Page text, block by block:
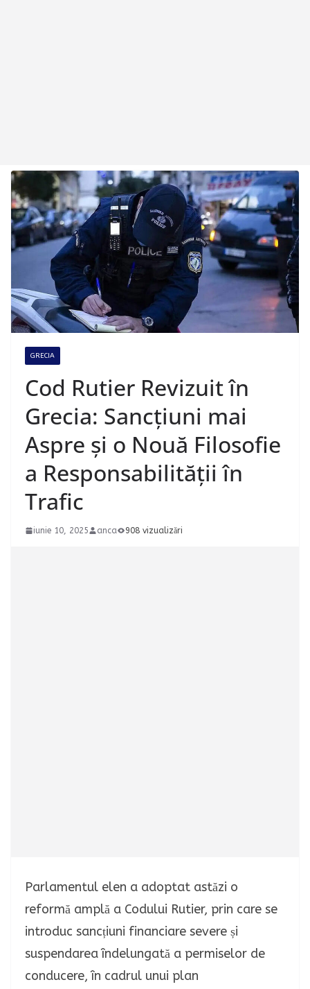
GRECIA
Cod Rutier Revizuit în
Grecia: Sancțiuni mai
Aspre și o Nouă Filosofie
a Responsabilității în
Trafic
iunie 10, 2025 anca 908 vizualizări
Parlamentul elen a adoptat astăzi o
reformă amplă a Codului Rutier, prin care se
introduc sancțiuni financiare severe și
suspendarea îndelungată a permiselor de
conducere, în cadrul unui plan